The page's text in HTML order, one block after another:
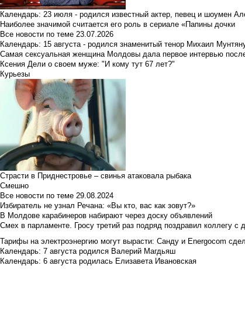
Календарь: 23 июля - родился известный актер, певец и шоумен
Наиболее значимой считается его роль в сериале «Папины дочки
Все новости по теме 23.07.2026
Календарь: 15 августа - родился знаменитый тенор Михаил
Самая сексуальная женщина Молдовы дала первое интервью
Ксения Дели о своем муже: "И кому тут 67 лет?"
Курьезы
Страсти в Приднестровье – свинья атаковала рыбака
Смешно
Все новости по теме 29.08.2024
Избиратель не узнал Речана: «Вы кто, вас как зовут?»
В Молдове карабинеров набирают через доску объявлений
Смех в парламенте. Гросу третий раз подряд поздравил коллегу
Тарифы на электроэнергию могут вырасти: Санду и Energocom
Календарь: 7 августа родился Валерий Магдьяш
Календарь: 6 августа родилась Елизавета Ивановская